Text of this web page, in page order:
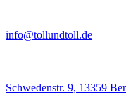
info@tollundtoll.de
Schwedenstr. 9, 13359